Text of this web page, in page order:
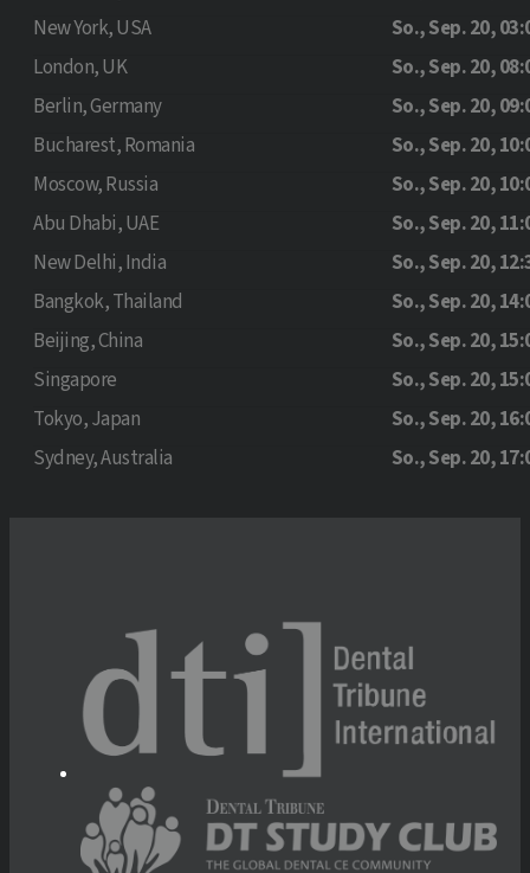
New York, USA
So., Sep. 20,
London, UK
So., Sep. 20,
Berlin, Germany
So., Sep. 20,
Bucharest, Romania
So., Sep. 20,
Moscow, Russia
So., Sep. 20,
Abu Dhabi, UAE
So., Sep. 20,
New Delhi, India
So., Sep. 20,
Bangkok, Thailand
So., Sep. 20,
Beijing, China
So., Sep. 20,
Singapore
So., Sep. 20,
Tokyo, Japan
So., Sep. 20,
Sydney, Australia
So., Sep. 20,